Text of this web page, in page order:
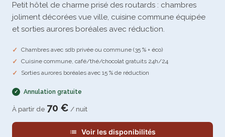
Petit hôtel de charme prisé des routards : chambres
joliment décorées vue ville, cuisine commune équipée
et sorties aurores boréales avec réduction.
Chambres avec sdb privée ou commune (35 % + éco)
Cuisine commune, café/thé/chocolat gratuits 24h/24
Sorties aurores boréales avec 15 % de réduction
Annulation gratuite
À partir de 70 € / nuit
Voir les disponibilités